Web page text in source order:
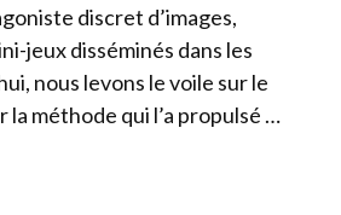
discret d’images,
jeux disséminés dans les
nous levons le voile sur le
la méthode qui l’a propulsé …